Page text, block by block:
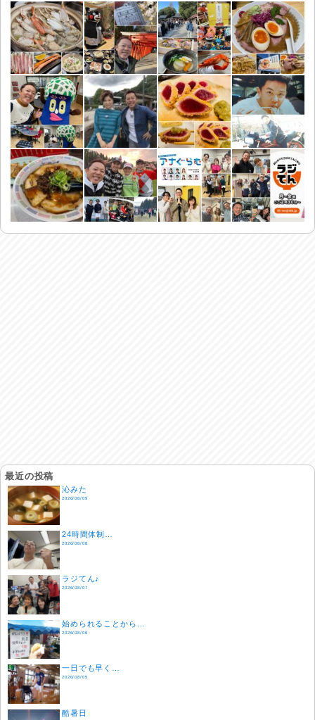
最近の投稿
沁みた
2026/08/09
24時間体制…
2026/08/08
ラジてん♪
2026/08/07
始められることから…
2026/08/06
一日でも早く…
2026/08/05
酷暑日